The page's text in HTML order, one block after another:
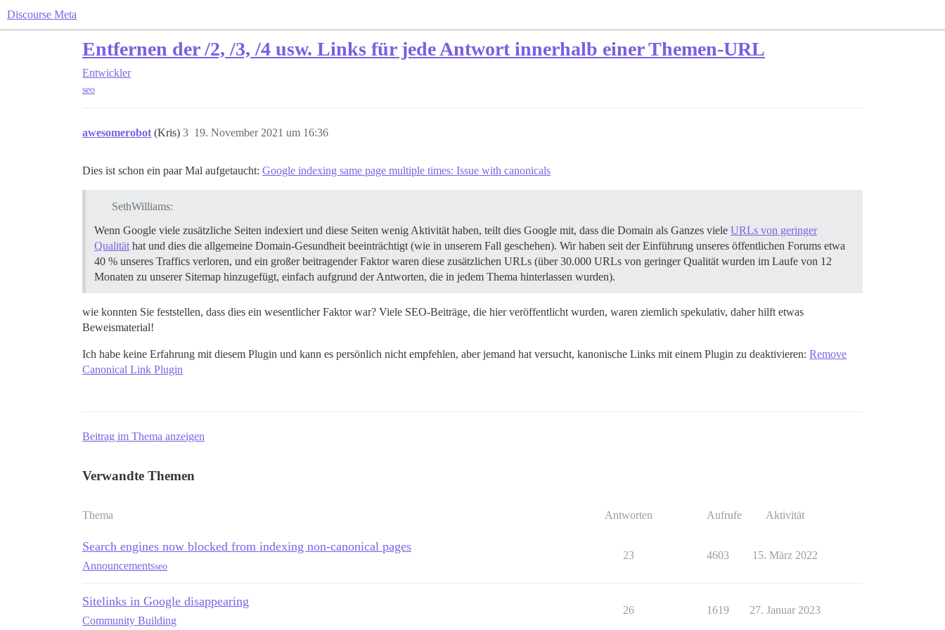
Discourse Meta
Entfernen der /2, /3, /4 usw. Links für jede Antwort innerhalb einer Themen-URL
Entwickler
seo
awesomerobot (Kris) 19. November 2021 um 16:36
3
Dies ist schon ein paar Mal aufgetaucht: Google indexing same page multiple times: Issue with canonicals
SethWilliams:
Wenn Google viele zusätzliche Seiten indexiert und diese Seiten wenig Aktivität haben, teilt dies Google mit, dass die Domain als Ganzes viele URLs von geringer
Qualität hat und dies die allgemeine Domain-Gesundheit beeinträchtigt (wie in unserem Fall geschehen). Wir haben seit der Einführung unseres öffentlichen Forums etwa
40 % unseres Traffics verloren, und ein großer beitragender Faktor waren diese zusätzlichen URLs (über 30.000 URLs von geringer Qualität wurden im Laufe von 12
Monaten zu unserer Sitemap hinzugefügt, einfach aufgrund der Antworten, die in jedem Thema hinterlassen wurden).
wie konnten Sie feststellen, dass dies ein wesentlicher Faktor war? Viele SEO-Beiträge, die hier veröffentlicht wurden, waren ziemlich spekulativ, daher hilft etwas
Beweismaterial!
Ich habe keine Erfahrung mit diesem Plugin und kann es persönlich nicht empfehlen, aber jemand hat versucht, kanonische Links mit einem Plugin zu deaktivieren: Remove
Canonical Link Plugin
Beitrag im Thema anzeigen
Verwandte Themen
Thema Antworten Aufrufe Aktivität
Search engines now blocked from indexing non-canonical pages
Announcementsseo
23 4603 15. März 2022
Sitelinks in Google disappearing
Community Building
26 1619 27. Januar 2023